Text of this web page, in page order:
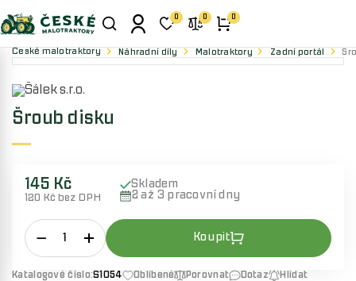
0 0 0
České malotraktory Náhradní díly Malotraktory Zadní portál
Šroub disku
145 Kč
120 Kč bez DPH
Skladem
2 až 3 pracovní dny
Katalogové číslo:S1054 Oblíbené Porovnat Dotaz Hlídat